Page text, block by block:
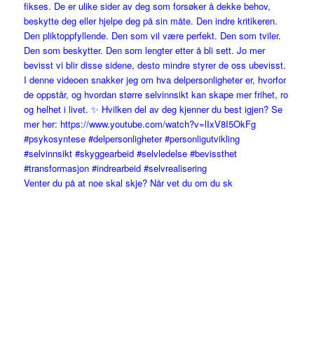
Venter du på at noe skal skje? Når vet du om du sk